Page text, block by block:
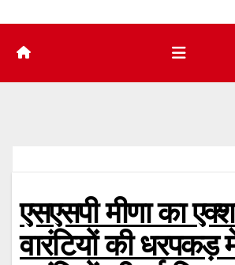
एसएसपी मीणा का
वारंटियों की धरपकड़